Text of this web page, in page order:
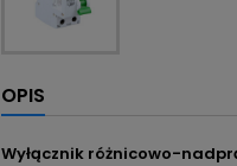
OPIS
Wyłącznik różnicowo-